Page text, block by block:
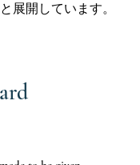
展開しています。